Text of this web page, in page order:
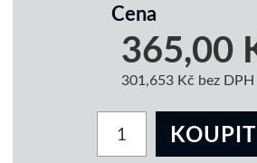
Cena
365,00
301,653 Kč bez DPH
KOUPIT